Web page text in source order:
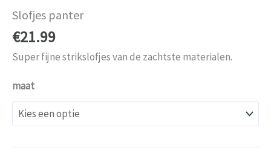
Slofjes panter
€21.99
Super fijne strikslofjes van de zachtste materialen.
maat